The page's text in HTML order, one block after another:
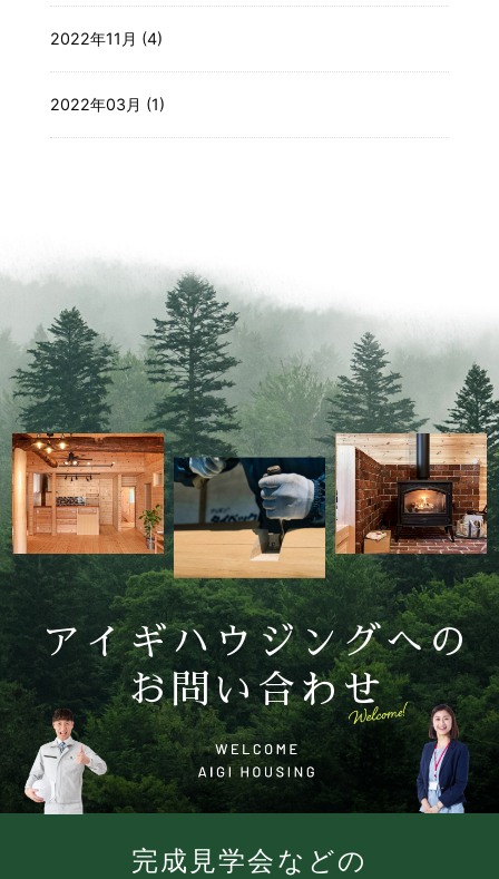
2022年11月 (4)
2022年03月 (1)
アイギハウジングへの
お問い合わせ
完成見学会などの